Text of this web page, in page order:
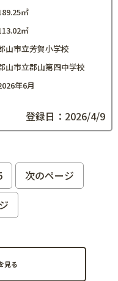
㎡
㎡
山市立芳賀小学校
山市立郡山第四中学校
年6月
登録日：2026/4/9
次のページ
見る